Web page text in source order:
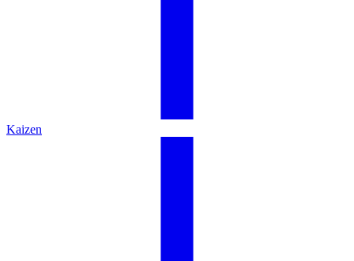
Kaizen